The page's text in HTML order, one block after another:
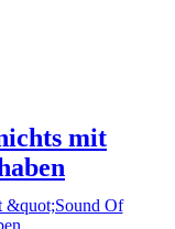
mit